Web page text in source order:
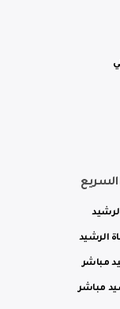
الرشيد
مباشر
مباشر